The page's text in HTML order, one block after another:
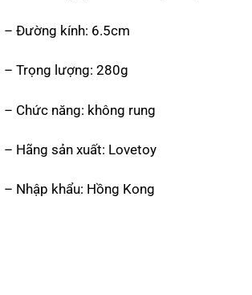
– Đường kính: 6.5cm
– Trọng lượng: 280g
– Chức năng: không rung
– Hãng sản xuất: Lovetoy
– Nhập khẩu: Hồng Kong